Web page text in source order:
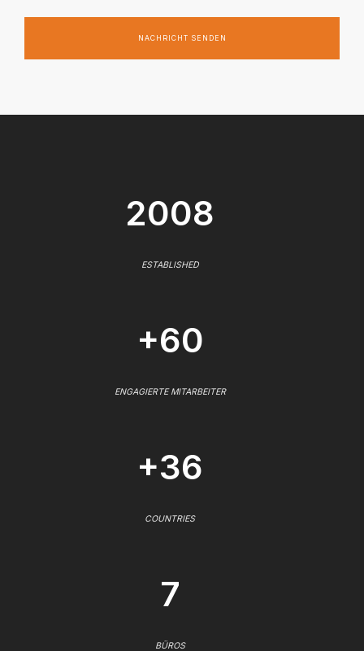
NACHRICHT SENDEN
2008
ESTABLISHED
+60
ENGAGIERTE MITARBEITER
+36
COUNTRIES
7
BÜROS